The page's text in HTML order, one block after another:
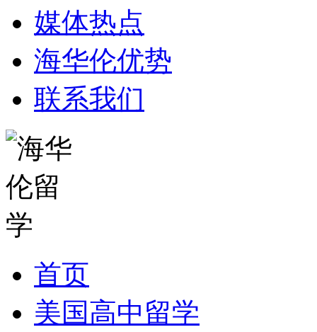
媒体热点
海华伦优势
联系我们
首页
美国高中留学